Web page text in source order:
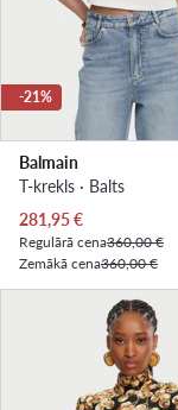
-21%
Balmain
T-krekls · Balts
Pašreizējā cena
281,95€
Regulārā cena360,00 €
Zemākā cena360,00 €